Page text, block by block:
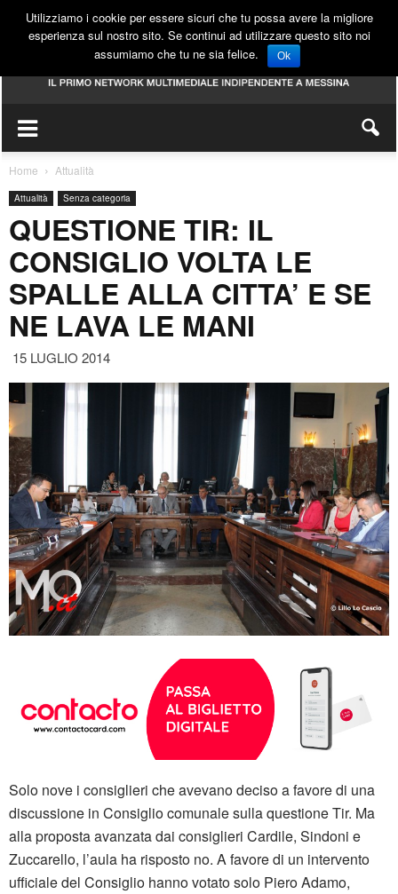
Home Attualità
Attualità Senza categoria
QUESTIONE TIR: IL
CONSIGLIO VOLTA LE
SPALLE ALLA CITTA’ E SE
NE LAVA LE MANI
15 LUGLIO 2014
Solo nove i consiglieri che avevano deciso a favore di una
discussione in Consiglio comunale sulla questione Tir. Ma
alla proposta avanzata dai consiglieri Cardile, Sindoni e
Zuccarello, l’aula ha risposto no. A favore di un intervento
ufficiale del Consiglio hanno votato solo Piero Adamo,
Utilizziamo i cookie per essere sicuri che tu possa avere la migliore
esperienza sul nostro sito. Se continui ad utilizzare questo sito noi
assumiamo che tu ne sia felice.
Ok